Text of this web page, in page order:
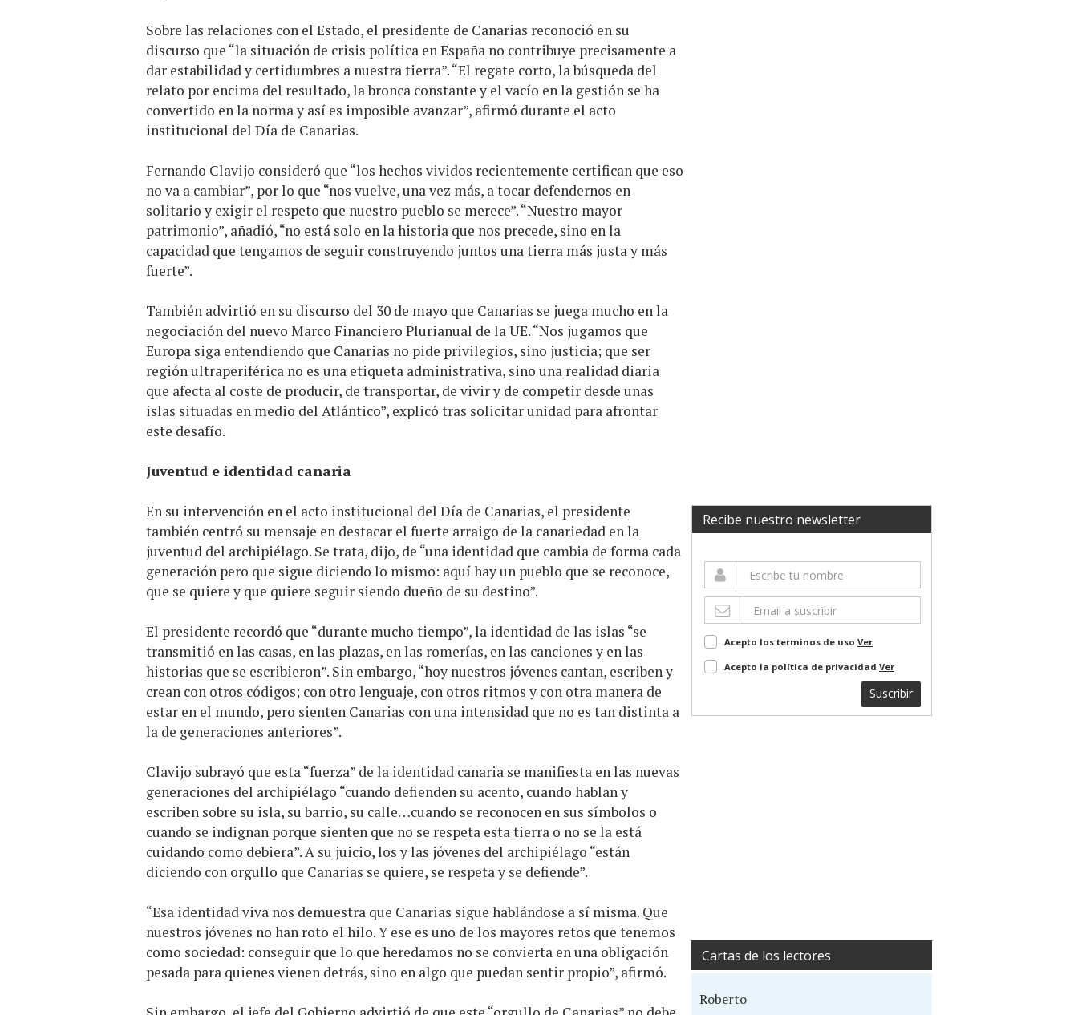
Sobre las relaciones con el Estado, el presidente de Canarias reconoció en su
discurso que “la situación de crisis política en España no contribuye precisamente a
dar estabilidad y certidumbres a nuestra tierra”. “El regate corto, la búsqueda del
relato por encima del resultado, la bronca constante y el vacío en la gestión se ha
convertido en la norma y así es imposible avanzar”, afirmó durante el acto
institucional del Día de Canarias.
Fernando Clavijo consideró que “los hechos vividos recientemente certifican que eso
no va a cambiar”, por lo que “nos vuelve, una vez más, a tocar defendernos en
solitario y exigir el respeto que nuestro pueblo se merece”. “Nuestro mayor
patrimonio”, añadió, “no está solo en la historia que nos precede, sino en la
capacidad que tengamos de seguir construyendo juntos una tierra más justa y más
fuerte”.
También advirtió en su discurso del 30 de mayo que Canarias se juega mucho en la
negociación del nuevo Marco Financiero Plurianual de la UE. “Nos jugamos que
Europa siga entendiendo que Canarias no pide privilegios, sino justicia; que ser
región ultraperiférica no es una etiqueta administrativa, sino una realidad diaria
que afecta al coste de producir, de transportar, de vivir y de competir desde unas
islas situadas en medio del Atlántico”, explicó tras solicitar unidad para afrontar
este desafío.
Juventud e identidad canaria
En su intervención en el acto institucional del Día de Canarias, el presidente
también centró su mensaje en destacar el fuerte arraigo de la canariedad en la
juventud del archipiélago. Se trata, dijo, de “una identidad que cambia de forma cada
generación pero que sigue diciendo lo mismo: aquí hay un pueblo que se reconoce,
que se quiere y que quiere seguir siendo dueño de su destino”.
El presidente recordó que “durante mucho tiempo”, la identidad de las islas “se
transmitió en las casas, en las plazas, en las romerías, en las canciones y en las
historias que se escribieron”. Sin embargo, “hoy nuestros jóvenes cantan, escriben y
crean con otros códigos; con otro lenguaje, con otros ritmos y con otra manera de
estar en el mundo, pero sienten Canarias con una intensidad que no es tan distinta a
la de generaciones anteriores”.
Clavijo subrayó que esta “fuerza” de la identidad canaria se manifiesta en las nuevas
generaciones del archipiélago “cuando defienden su acento, cuando hablan y
escriben sobre su isla, su barrio, su calle…cuando se reconocen en sus símbolos o
cuando se indignan porque sienten que no se respeta esta tierra o no se la está
cuidando como debiera”. A su juicio, los y las jóvenes del archipiélago “están
diciendo con orgullo que Canarias se quiere, se respeta y se defiende”.
“Esa identidad viva nos demuestra que Canarias sigue hablándose a sí misma. Que
nuestros jóvenes no han roto el hilo. Y ese es uno de los mayores retos que tenemos
como sociedad: conseguir que lo que heredamos no se convierta en una obligación
pesada para quienes vienen detrás, sino en algo que puedan sentir propio”, afirmó.
Recibe nuestro newsletter
Acepto los terminos de uso Ver
Acepto la política de privacidad Ver
Suscribir
Cartas de los lectores
Roberto